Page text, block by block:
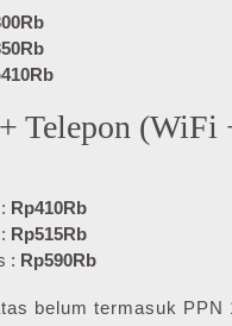
Telepon (WiFi
Rp410Rb
Rp515Rb
: Rp590Rb
belum termasuk